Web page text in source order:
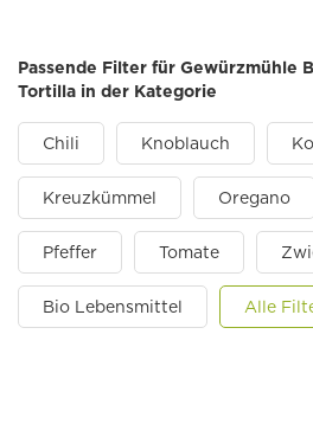
Passende Filter für Gewürzmühle
Tortilla in der Kategorie
Chili Knoblauch
Kreuzkümmel Oregano
Pfeffer Tomate
Bio Lebensmittel Alle